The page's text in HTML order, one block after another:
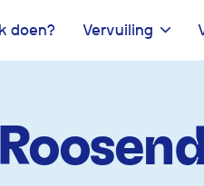
doen? Vervuiling